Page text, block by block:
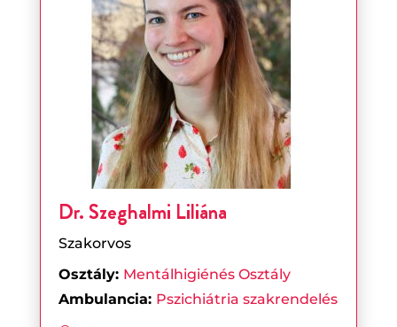
Dr. Szeghalmi Liliána
Szakorvos
Osztály: Mentálhigiénés Osztály
Ambulancia: Pszichiátria szakrendelés